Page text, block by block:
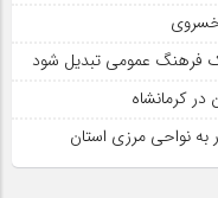
خسروی
یک فرهنگ عمومی تبدیل شود
کرمانشاه
به نواحی مرزی استان